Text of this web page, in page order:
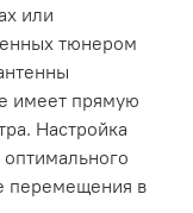
или
тюнером
имеет прямую
Настройка
перемещения в